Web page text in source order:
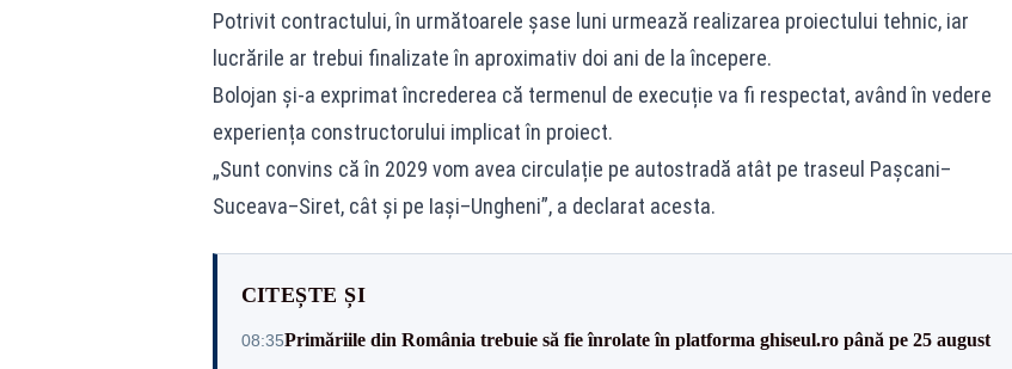
Potrivit contractului, în următoarele șase luni urmează realizarea proiectului tehnic, iar
lucrările ar trebui finalizate în aproximativ doi ani de la începere.
Bolojan și-a exprimat încrederea că termenul de execuție va fi respectat, având în vedere
experiența constructorului implicat în proiect.
„Sunt convins că în 2029 vom avea circulație pe autostradă atât pe traseul Pașcani–
Suceava–Siret, cât și pe Iași–Ungheni”, a declarat acesta.
CITEȘTE ȘI
08:35Primăriile din România trebuie să fie înrolate în platforma ghiseul.ro până pe 25 august